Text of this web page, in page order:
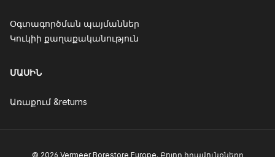
Օգտագործման պայմաններ
Կուկիի քաղաքականություն
ՄԱՍԻՆ
Առաքում &returns
© 2026 Vermeer Borestore Europe. Բոլոր իրավունքները